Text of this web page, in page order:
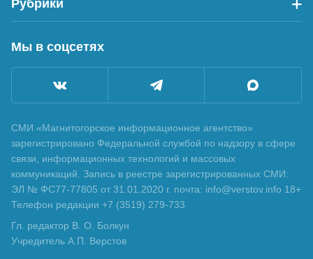
Рубрики
Мы в соцсетях
СМИ «Магнитогорское информационное агентство»
зарегистрировано Федеральной службой по надзору в сфере
связи, информационных технологий и массовых
коммуникаций. Запись в реестре зарегистрированных СМИ:
ЭЛ № ФС77-77805 от 31.01.2020 г. почта: info@verstov.info 18+
Телефон редакции +7 (3519) 279-733
Гл. редактор В. О. Болкун
Учредитель А.П. Верстов